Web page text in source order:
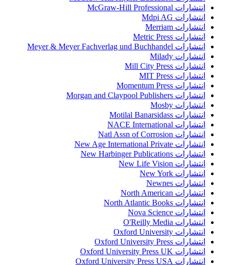
انتشارات McGraw-Hill Professional
انتشارات Mdpi AG
انتشارات Merriam
انتشارات Metric Press
انتشارات Meyer & Meyer Fachverlag und Buchhandel
انتشارات Milady
انتشارات Mill City Press
انتشارات MIT Press
انتشارات Momentum Press
انتشارات Morgan and Claypool Publishers
انتشارات Mosby
انتشارات Motilal Banarsidass
انتشارات NACE International
انتشارات Natl Assn of Corrosion
انتشارات New Age International Private
انتشارات New Harbinger Publications
انتشارات New Life Vision
انتشارات New York
انتشارات Newnes
انتشارات North American
انتشارات North Atlantic Books
انتشارات Nova Science
انتشارات O'Reilly Media
انتشارات Oxford University
انتشارات Oxford University Press
انتشارات Oxford University Press UK
انتشارات Oxford University Press USA